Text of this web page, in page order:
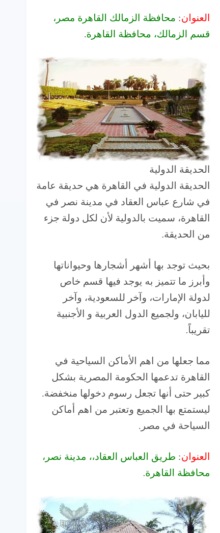
العنوان: محافظة الزمالك القاهرة مصر،
قسم الزمالك، محافظة القاهرة.‬
الحديقة الدولية
الحديقة الدولية في القاهرة هي حديقة عامة
في شارع عباس العقاد في مدينة نصر في
القاهرة، سميت بالدولية لأن لكل دولة جزء
من الحديقة.
بحيث توجد بها أشهر أشجارها وحيواناتها
وأبرز ما تتميز به يوجد فيها قسم خاص
لدولة الإمارات، وآخر للسعودية، وآخر
لليابان، ولجميع الدول العربية و الأجنبية
تقريباً.
مما جعلها من اهم الأماكن السياحية في
القاهرة تدعمها الحكومة المصرية بشكل
كبير حتى أنها تجعل رسوم دخولها منخفضة.
ليستمتع بها الجميع وتعتبر من اهم أماكن
السياحة في مصر.
العنوان: طريق العباس العقاد،، مدينة نصر،
محافظة القاهرة.‬